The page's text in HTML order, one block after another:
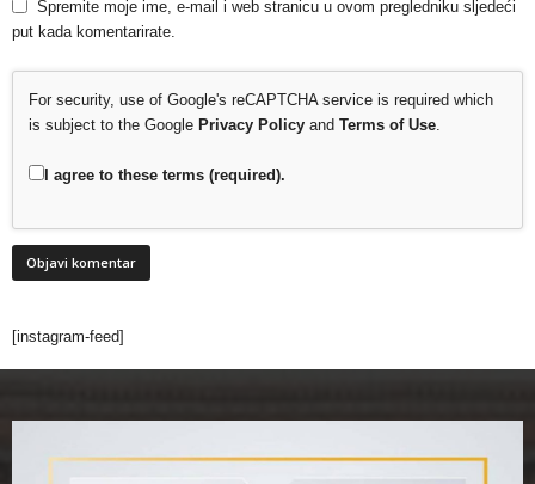
Spremite moje ime, e-mail i web stranicu u ovom pregledniku sljedeći
put kada komentarirate.
For security, use of Google's reCAPTCHA service is required which
is subject to the Google Privacy Policy and Terms of Use.
I agree to these terms (required).
[instagram-feed]